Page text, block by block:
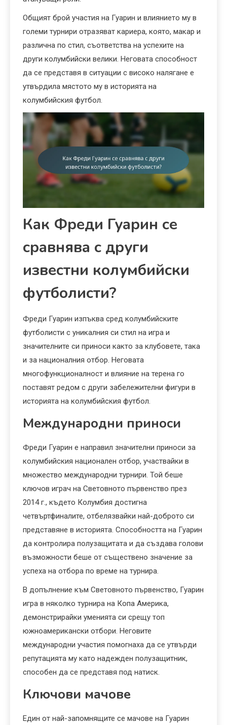
Общият брой участия на Гуарин и влиянието му в
големи турнири отразяват кариера, която, макар и
различна по стил, съответства на успехите на
други колумбийски велики. Неговата способност
да се представя в ситуации с високо налягане е
утвърдила мястото му в историята на
колумбийския футбол.
Как Фреди Гуарин се
сравнява с други
известни колумбийски
футболисти?
Фреди Гуарин изпъква сред колумбийските
футболисти с уникалния си стил на игра и
значителните си приноси както за клубовете, така
и за националния отбор. Неговата
многофункционалност и влияние на терена го
поставят редом с други забележителни фигури в
историята на колумбийския футбол.
Международни приноси
Фреди Гуарин е направил значителни приноси за
колумбийския национален отбор, участвайки в
множество международни турнири. Той беше
ключов играч на Световното първенство през
2014 г., където Колумбия достигна
четвъртфиналите, отбелязвайки най-доброто си
представяне в историята. Способността на Гуарин
да контролира полузащитата и да създава голови
възможности беше от съществено значение за
успеха на отбора по време на турнира.
В допълнение към Световното първенство, Гуарин
игра в няколко турнира на Копа Америка,
демонстрирайки уменията си срещу топ
южноамерикански отбори. Неговите
международни участия помогнаха да се утвърди
репутацията му като надежден полузащитник,
способен да се представя под натиск.
Ключови мачове
Един от най-запомнящите се мачове на Гуарин